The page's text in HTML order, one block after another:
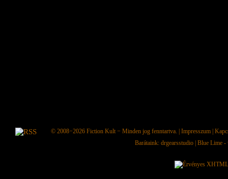
© 2008−2026 Fiction Kult − Minden jog fenntartva. | Impresszum
Barátaink: drgearsstudio Blue Lime -